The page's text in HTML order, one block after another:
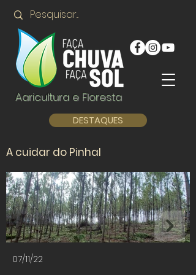
Agricultura e Floresta
DESTAQUES
A cuidar do Pinhal
07/11/22